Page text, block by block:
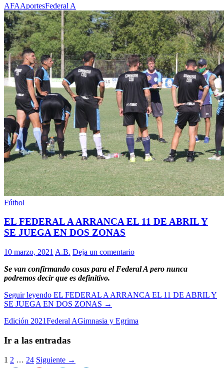
AFAAportesFederal A
Fútbol
EL FEDERAL A ARRANCA EL 11 DE ABRIL Y
SE JUEGA EN DOS ZONAS
10 marzo, 2021 A.B. Deja un comentario
Se van confirmando cosas para el Federal A pero nunca
podremos decir que es definitivo.
Seguir leyendo EL FEDERAL A ARRANCA EL 11 DE ABRIL Y
SE JUEGA EN DOS ZONAS →
Edición 2021Federal AGimnasia y Egrima
Ir a las entradas
1 2 … 24 Siguiente →